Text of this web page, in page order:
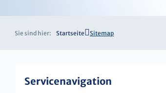
Sie sind hier: Startseite Sitemap
Servicenavigation